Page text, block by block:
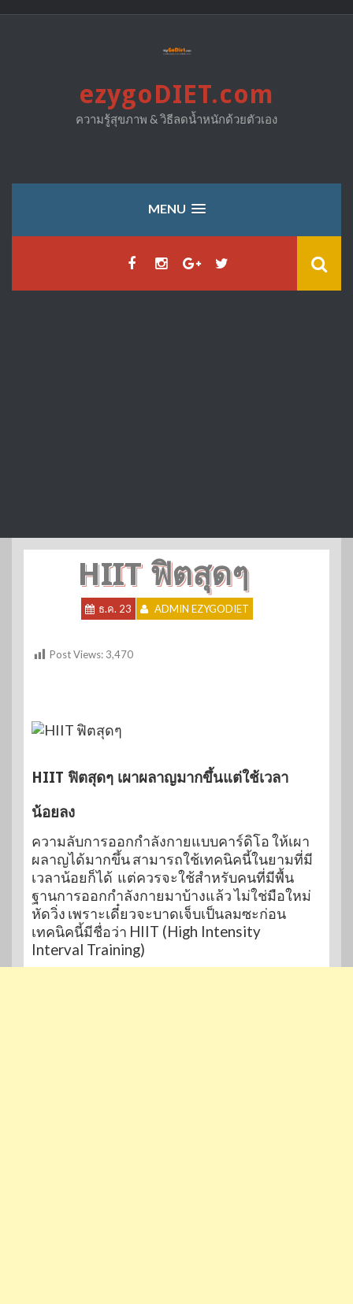
ezygoDIET.com
ความรู้สุขภาพ & วิธีลดน้ำหนักด้วยตัวเอง
MENU
HIIT ฟิตสุดๆ
ธ.ค. 23 ADMIN EZYGODIET
Post Views: 3,470
HIIT ฟิตสุดๆ เผาผลาญมากขึ้นแต่ใช้เวลา
น้อยลง
ความลับการออกกำลังกายแบบคาร์ดิโอ ให้เผา
ผลาญได้มากขึ้น สามารถใช้เทคนิคนี้ในยามที่มี
เวลาน้อยก็ได้ แต่ควรจะใช้สำหรับคนที่มีพื้น
ฐานการออกกำลังกายมาบ้างแล้ว ไม่ใช่มือใหม่
หัดวิ่ง เพราะเดี๋ยวจะบาดเจ็บเป็นลมซะก่อน
เทคนิคนี้มีชื่อว่า HIIT (High Intensity
Interval Training)